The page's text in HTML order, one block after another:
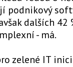
podnikový
dalších 42
- má.
zelené IT